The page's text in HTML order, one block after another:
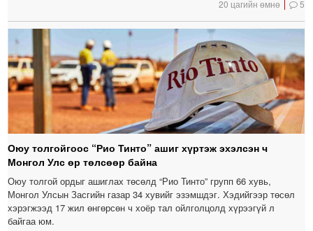
20 цагийн өмнө 5
Оюу толгойгоос “Рио Тинто” ашиг хүртэж эхэлсэн ч
Монгол Улс өр төлсөөр байна
Оюу толгой ордыг ашиглах төсөлд “Рио Тинто” групп 66 хувь,
Монгол Улсын Засгийн газар 34 хувийг эзэмшдэг. Хэдийгээр төсөл
хэрэгжээд 17 жил өнгөрсөн ч хоёр тал ойлголцолд хүрээгүй л
байгаа юм.